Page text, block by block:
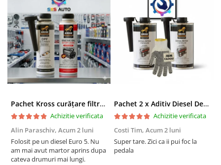
Pachet Kross curățare filtru particule DPF și etanșare ulei 250 ml + 250 ml
Achizitie verificata
Alin Paraschiv, Acum 2 luni
Folosit pe un diesel Euro 5. Nu
am mai avut martor aprins dupa
cateva drumuri mai lungi.
Pachet 2 x Aditiv Diesel Detox Premium Kross - Curățare Completă, +5 Puncte Cetanic & Protecție DPF/EGR
Achizitie verificata
Costi Tim, Acum 2 luni
Super tare. Zici ca ii pui foc la
pedala